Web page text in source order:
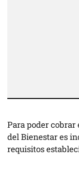
Para poder cobrar
del Bienestar es
requisitos